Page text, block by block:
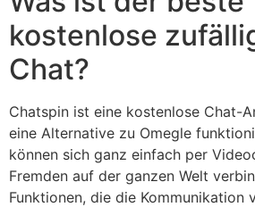
kostenlose
Chat?
Chatspin ist eine kostenlose Chat-
eine Alternative zu Omegle
können sich ganz einfach per
Fremden auf der ganzen Welt
Funktionen, die die Kommunikation